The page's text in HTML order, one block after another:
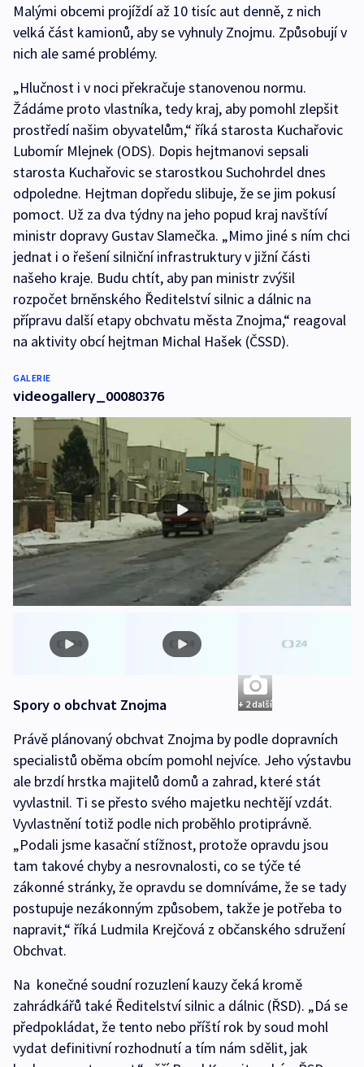
Malými obcemi projíždí až 10 tisíc aut denně, z nich
velká část kamionů, aby se vyhnuly Znojmu. Způsobují v
nich ale samé problémy.
„Hlučnost i v noci překračuje stanovenou normu.
Žádáme proto vlastníka, tedy kraj, aby pomohl zlepšit
prostředí našim obyvatelům,“ říká starosta Kuchařovic
Lubomír Mlejnek (ODS). Dopis hejtmanovi sepsali
starosta Kuchařovic se starostkou Suchohrdel dnes
odpoledne. Hejtman dopředu slibuje, že se jim pokusí
pomoct. Už za dva týdny na jeho popud kraj navštíví
ministr dopravy Gustav Slamečka. „Mimo jiné s ním chci
jednat i o řešení silniční infrastruktury v jižní části
našeho kraje. Budu chtít, aby pan ministr zvýšil
rozpočet brněnského Ředitelství silnic a dálnic na
přípravu další etapy obchvatu města Znojma,“ reagoval
na aktivity obcí hejtman Michal Hašek (ČSSD).
GALERIE
videogallery_00080376
+ 2 další
Spory o obchvat Znojma
Právě plánovaný obchvat Znojma by podle dopravních
specialistů oběma obcím pomohl nejvíce. Jeho výstavbu
ale brzdí hrstka majitelů domů a zahrad, které stát
vyvlastnil. Ti se přesto svého majetku nechtějí vzdát.
Vyvlastnění totiž podle nich proběhlo protiprávně.
„Podali jsme kasační stížnost, protože opravdu jsou
tam takové chyby a nesrovnalosti, co se týče té
zákonné stránky, že opravdu se domníváme, že se tady
postupuje nezákonným způsobem, takže je potřeba to
napravit,“ říká Ludmila Krejčová z občanského sdružení
Obchvat.
Na konečné soudní rozuzlení kauzy čeká kromě
zahrádkářů také Ředitelství silnic a dálnic (ŘSD). „Dá se
předpokládat, že tento nebo příští rok by soud mohl
vydat definitivní rozhodnutí a tím nám sdělit, jak